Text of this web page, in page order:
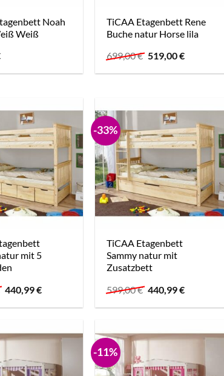
Noah
Weiß
TiCAA Etagenbett Rene
Buche natur Horse lila
699,00€ Ursprünglicher
Preis
war:
519,00€Aktueller
ist:
mit 5
Ursprünglicher
Preis
war:
440,99€Aktueller
ist:
-33%
TiCAA Etagenbett
Sammy natur mit
Zusatzbett
599,00€ Ursprünglicher
Preis
war:
440,99€Aktueller
ist:
-11%